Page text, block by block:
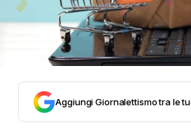
Aggiungi Giornalettismo tra le